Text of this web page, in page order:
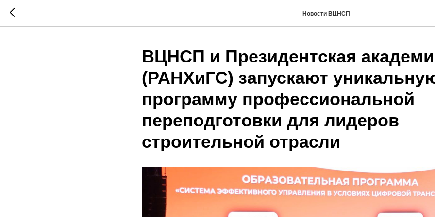
Новости ВЦНСП
ВЦНСП и Президентская
(РАНХиГС) запускают
программу профессиональной
переподготовки для лидеров
строительной отрасли